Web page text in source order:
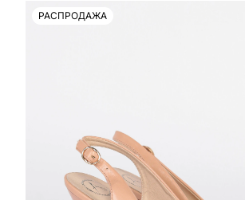
РАСПРОДАЖА